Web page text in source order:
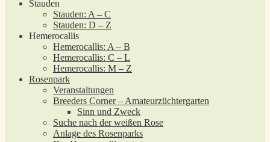
Stauden
Stauden: A – C
Stauden: D – Z
Hemerocallis
Hemerocallis: A – B
Hemerocallis: C – L
Hemerocallis: M – Z
Rosenpark
Veranstaltungen
Breeders Corner – Amateurzüchtergarten
Sinn und Zweck
Suche nach der weißen Rose
Anlage des Rosenparks